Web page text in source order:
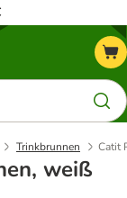
Trinkbrunnen Catit
weiß